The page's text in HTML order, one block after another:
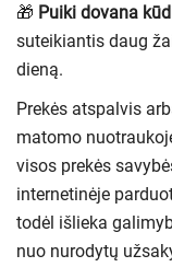
🎁 Puiki dovana
suteikiantis daug
dieną.
Prekės atspalvis
matomo
visos prekės
internetinėje
todėl išlieka
nuo nurodytų